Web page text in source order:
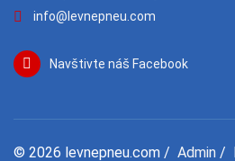
info@levnepneu.com
Navštivte náš Facebook
© 2026 levnepneu.com / Admin /